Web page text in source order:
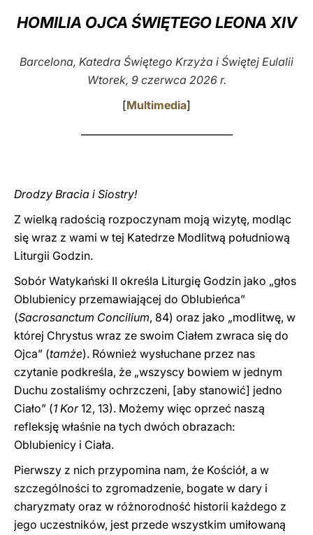
HOMILIA OJCA ŚWIĘTEGO LEONA XIV
Barcelona, Katedra Świętego Krzyża i Świętej Eulalii
Wtorek, 9 czerwca 2026 r.
[Multimedia]
Drodzy Bracia i Siostry!
Z wielką radością rozpoczynam moją wizytę, modląc
się wraz z wami w tej Katedrze Modlitwą południową
Liturgii Godzin.
Sobór Watykański II określa Liturgię Godzin jako „głos
Oblubienicy przemawiającej do Oblubieńca”
(Sacrosanctum Concilium, 84) oraz jako „modlitwę, w
której Chrystus wraz ze swoim Ciałem zwraca się do
Ojca” (tamże). Również wysłuchane przez nas
czytanie podkreśla, że „wszyscy bowiem w jednym
Duchu zostaliśmy ochrzczeni, [aby stanowić] jedno
Ciało” (1 Kor12, 13). Możemy więc oprzeć naszą
refleksję właśnie na tych dwóch obrazach:
Oblubienicy i Ciała.
Pierwszy z nich przypomina nam, że Kościół, a w
szczególności to zgromadzenie, bogate w dary i
charyzmaty oraz w różnorodność historii każdego z
jego uczestników, jest przede wszystkim umiłowaną